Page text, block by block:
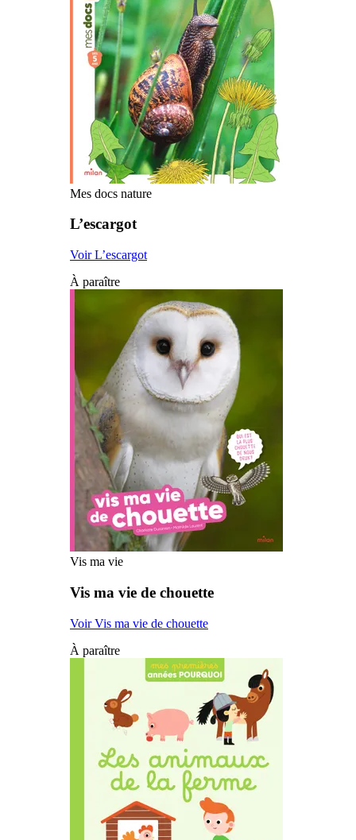
Mes docs nature
L’escargot
Voir L’escargot
À paraître
Vis ma vie
Vis ma vie de chouette
Voir Vis ma vie de chouette
À paraître